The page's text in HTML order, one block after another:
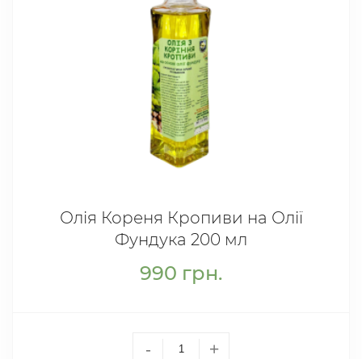
Олія Кореня Кропиви на Олії
Фундука 200 мл
990 грн.
- +